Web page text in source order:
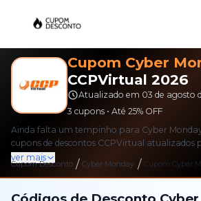
Cupom Cyber
CCPVirtual 2026
Atualizado em 03 de agosto
3 cupons • Até 25%OFF
Ainda falta um tempinho para Cyber
cupons de descontos CCPVirtual atualizados
ver mais
Cupom Desconto / Cyber Monday / Cupom Cyber